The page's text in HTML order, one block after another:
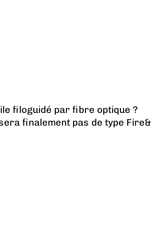
filoguidé par fibre optique ?
finalement pas de type